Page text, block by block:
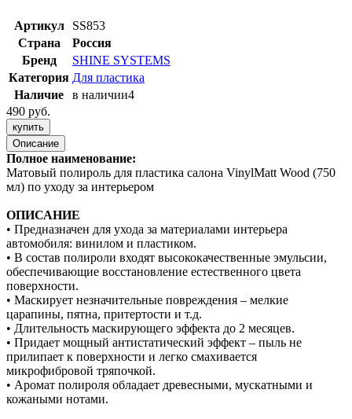
Артикул
SS853
Страна
Россия
Бренд
SHINE SYSTEMS
Категория Для пластика
Наличие
в наличии4
490 руб.
купить
Описание
Полное наименование:
Матовый полироль для пластика салона VinylMatt Wood (750
мл) по уходу за интерьером
ОПИСАНИЕ
• Предназначен для ухода за материалами интерьера
автомобиля: винилом и пластиком.
• В состав полироли входят высококачественные эмульсии,
обеспечивающие восстановление естественного цвета
поверхности.
• Маскирует незначительные повреждения – мелкие
царапины, пятна, притертости и т.д.
• Длительность маскирующего эффекта до 2 месяцев.
• Придает мощный антистатический эффект – пыль не
прилипает к поверхности и легко смахивается
микрофибровой тряпочкой.
• Аромат полироля обладает древесными, мускатными и
кожаными нотами.